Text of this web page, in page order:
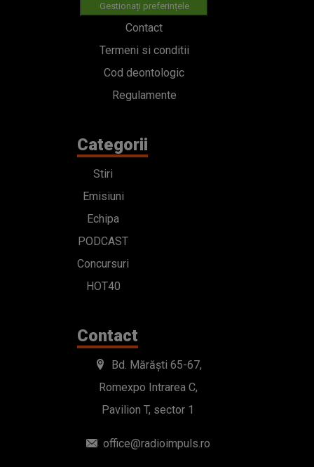
Gestionați preferințele
Contact
Termeni si conditii
Cod deontologic
Regulamente
Categorii
Stiri
Emisiuni
Echipa
PODCAST
Concursuri
HOT40
Contact
Bd. Mărăști 65-67,
Romexpo Intrarea C,
Pavilion T, sector 1
office@radioimpuls.ro